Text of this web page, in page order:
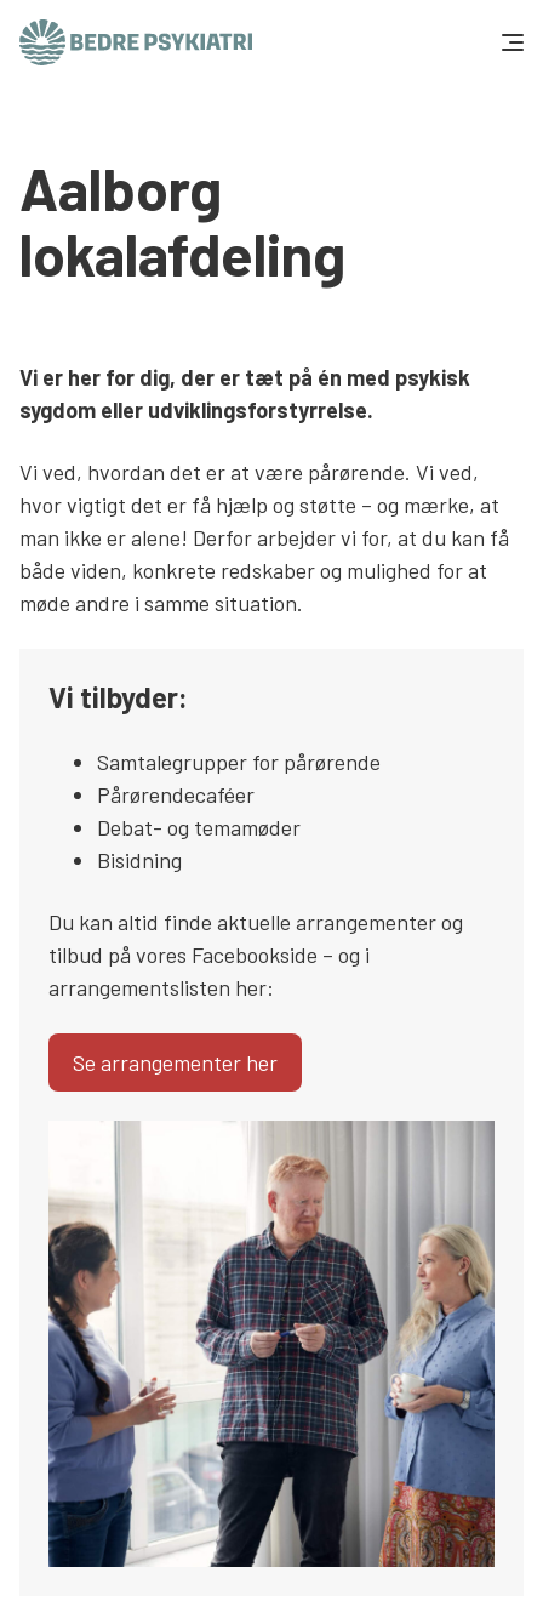
Tal og fakta
Om os
Presse og politik
Støt os
Søg
Aalborg
lokalafdeling
Vi er her for dig, der er tæt på én med psykisk
sygdom eller udviklingsforstyrrelse.
Vi ved, hvordan det er at være pårørende. Vi ved,
hvor vigtigt det er få hjælp og støtte – og mærke, at
man ikke er alene! Derfor arbejder vi for, at du kan få
både viden, konkrete redskaber og mulighed for at
møde andre i samme situation.
Vi tilbyder:
Samtalegrupper for pårørende
Pårørendecaféer
Debat- og temamøder
Bisidning
Du kan altid finde aktuelle arrangementer og
tilbud på vores Facebookside – og i
arrangementslisten her:
Se arrangementer her